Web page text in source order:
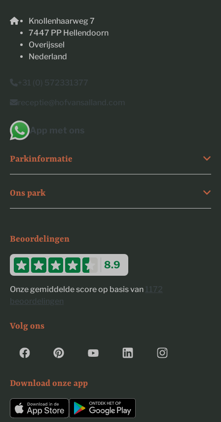
Knollenhaarweg 7
7447 PP Hellendoorn
Overijssel
Nederland
+31 (0) 572331377
receptie@hofvansalland.com
App met ons
Parkinformatie
Ons park
Beoordelingen
8.9
Onze gemiddelde score op basis van 1172
beoordelingen
Volg ons
Download onze app